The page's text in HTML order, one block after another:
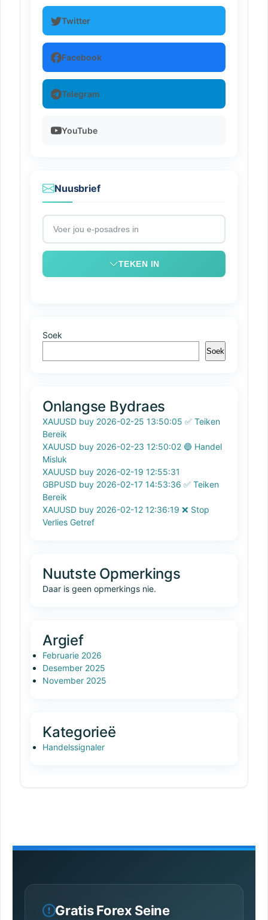
Twitter
Facebook
Telegram
YouTube
Nuusbrief
TEKEN IN
Soek
Soek
Onlangse Bydraes
XAUUSD buy 2026-02-25 13:50:05 ✅ Teiken
Bereik
XAUUSD buy 2026-02-23 12:50:02 🔵 Handel
Misluk
XAUUSD buy 2026-02-19 12:55:31
GBPUSD buy 2026-02-17 14:53:36 ✅ Teiken
Bereik
XAUUSD buy 2026-02-12 12:36:19 ❌ Stop
Verlies Getref
Nuutste Opmerkings
Daar is geen opmerkings nie.
Argief
Februarie 2026
Desember 2025
November 2025
Kategorieë
Handelssignaler
Gratis Forex Seine